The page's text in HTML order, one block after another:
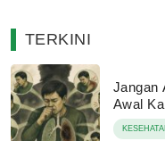
TERKINI
Jangan
Awal